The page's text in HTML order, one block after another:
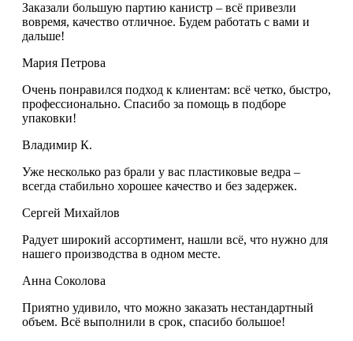
Заказали большую партию канистр – всё привезли
вовремя, качество отличное. Будем работать с вами и
дальше!
Мария Петрова
Очень понравился подход к клиентам: всё четко, быстро,
профессионально. Спасибо за помощь в подборе
упаковки!
Владимир К.
Уже несколько раз брали у вас пластиковые ведра –
всегда стабильно хорошее качество и без задержек.
Сергей Михайлов
Радует широкий ассортимент, нашли всё, что нужно для
нашего производства в одном месте.
Анна Соколова
Приятно удивило, что можно заказать нестандартный
объем. Всё выполнили в срок, спасибо большое!